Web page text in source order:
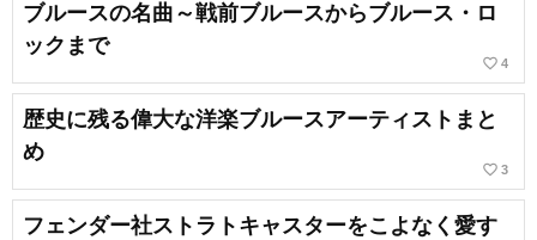
ブルースの名曲～戦前ブルースからブルース・ロ
ックまで
favorite_border 4
歴史に残る偉大な洋楽ブルースアーティストまと
め
favorite_border 3
フェンダー社ストラトキャスターをこよなく愛す